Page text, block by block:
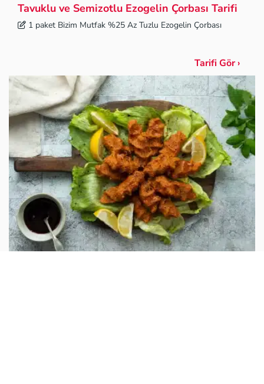
Tavuklu ve Semizotlu Ezogelin Çorbası Tarifi
1 paket Bizim Mutfak %25 Az Tuzlu Ezogelin Çorbası
Tarifi Gör ›